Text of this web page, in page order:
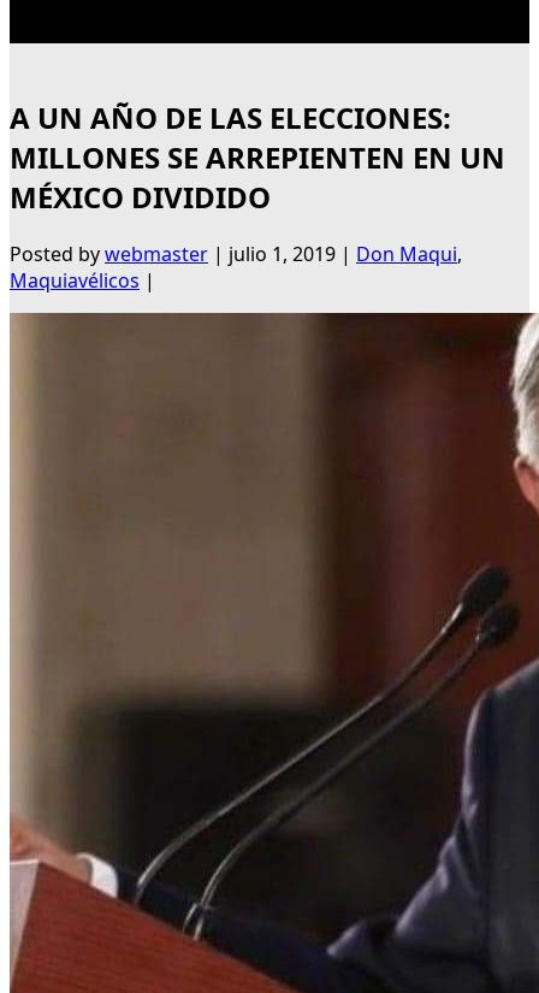
A UN AÑO DE LAS ELECCIONES:
MILLONES SE ARREPIENTEN EN UN
MÉXICO DIVIDIDO
Posted bywebmaster | julio 1, 2019 | Don Maqui,
Maquiavélicos |